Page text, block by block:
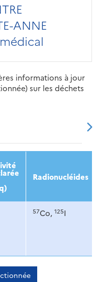
ANNE
informations à jour
sur les déchets
2016
Radionucléides
57Co, 125I